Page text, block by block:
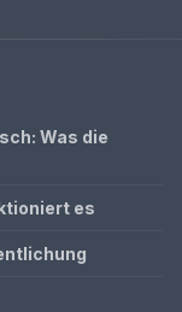
Was die
es